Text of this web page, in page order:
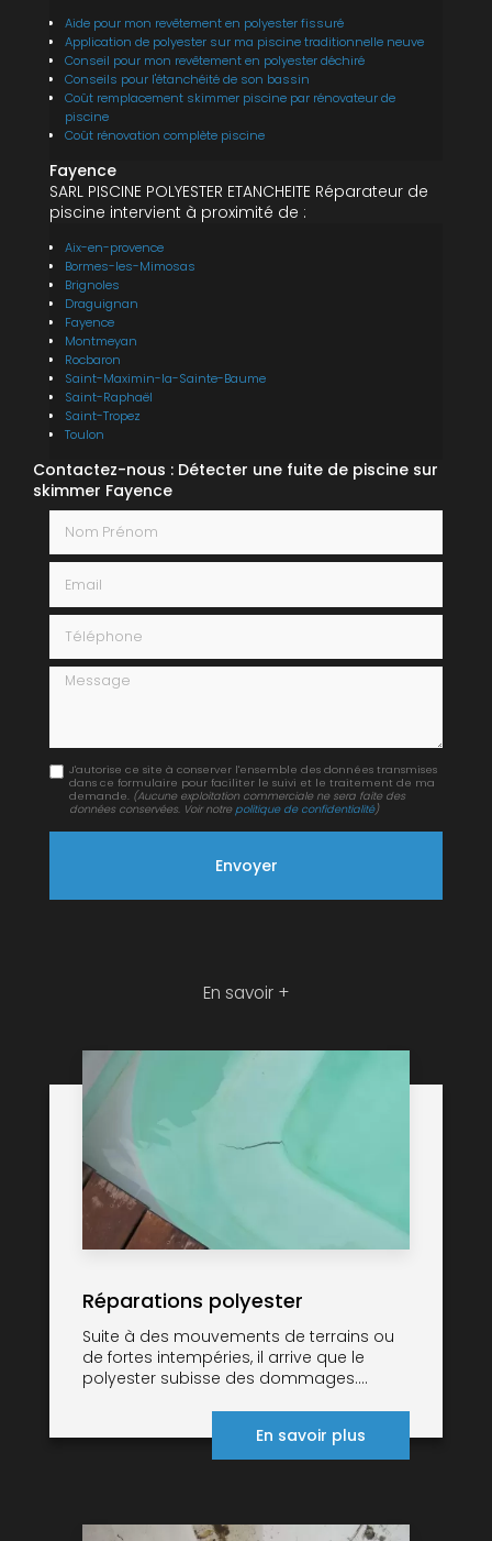
Aide pour mon revêtement en polyester fissuré
Application de polyester sur ma piscine traditionnelle neuve
Conseil pour mon revêtement en polyester déchiré
Conseils pour l'étanchéité de son bassin
Coût remplacement skimmer piscine par rénovateur de
piscine
Coût rénovation complète piscine
Fayence
SARL PISCINE POLYESTER ETANCHEITE Réparateur de
piscine intervient à proximité de :
Aix-en-provence
Bormes-les-Mimosas
Brignoles
Draguignan
Fayence
Montmeyan
Rocbaron
Saint-Maximin-la-Sainte-Baume
Saint-Raphaël
Saint-Tropez
Toulon
Contactez-nous : Détecter une fuite de piscine sur
skimmer Fayence
Message
J'autorise ce site à conserver l'ensemble des données transmises
dans ce formulaire pour faciliter le suivi et le traitement de ma
demande. (Aucune exploitation commerciale ne sera faite des
données conservées. Voir notre politique de confidentialité)
En savoir +
Réparations polyester
Suite à des mouvements de terrains ou
de fortes intempéries, il arrive que le
polyester subisse des dommages....
En savoir plus